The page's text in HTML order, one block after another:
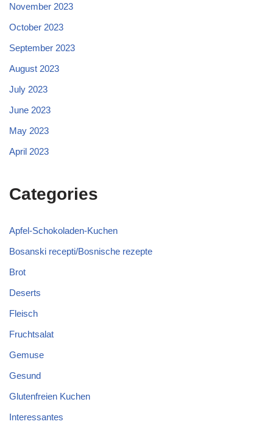
November 2023
October 2023
September 2023
August 2023
July 2023
June 2023
May 2023
April 2023
Categories
Apfel-Schokoladen-Kuchen
Bosanski recepti/Bosnische rezepte
Brot
Deserts
Fleisch
Fruchtsalat
Gemuse
Gesund
Glutenfreien Kuchen
Interessantes